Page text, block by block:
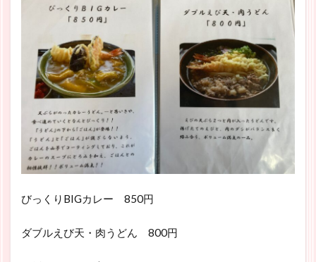
びっくりBIGカレー 850円
ダブルえび天・肉うどん 800円